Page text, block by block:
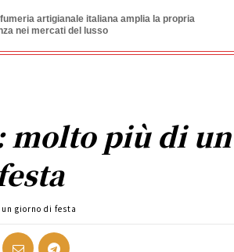
artigianale italiana amplia la propria
nei mercati del lusso
molto più di un
giorno di festa